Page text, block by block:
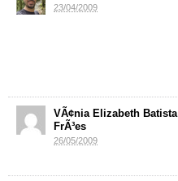
23/04/2009
VÃ¢nia Elizabeth Batista
FrÃ³es
26/05/2009